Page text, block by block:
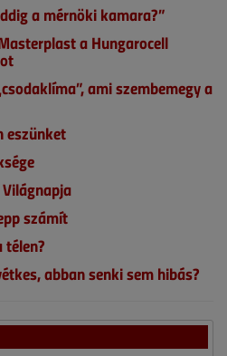
a mérnöki kamara?”
a Hungarocell
ami szembemegy a
eszünket
számít
télen?
abban senki sem hibás?